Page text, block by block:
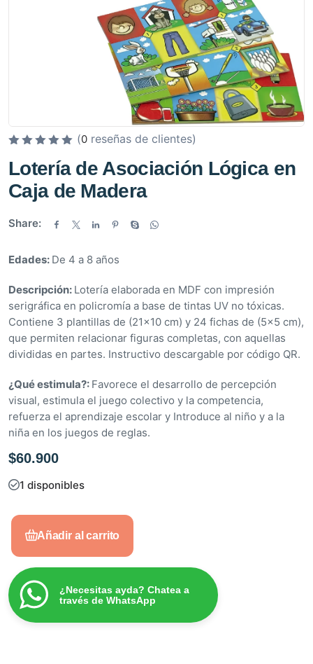
a
l
r
d
e
n
0
d
e
(0 reseñas de clientes)
Lotería de Asociación Lógica en
Caja de Madera
Share:
Edades: De 4 a 8 años
Descripción: Lotería elaborada en MDF con impresión
serigráfica en policromía a base de tintas UV no tóxicas.
Contiene 3 plantillas de (21×10 cm) y 24 fichas de (5×5 cm),
que permiten relacionar figuras completas, con aquellas
divididas en partes. Instructivo descargable por código QR.
¿Qué estimula?: Favorece el desarrollo de percepción
visual, estimula el juego colectivo y la competencia,
refuerza el aprendizaje escolar y Introduce al niño y a la
niña en los juegos de reglas.
$60.900
1 disponibles
Añadir al carrito
¿Necesitas ayda? Chatea a
través de WhatsApp